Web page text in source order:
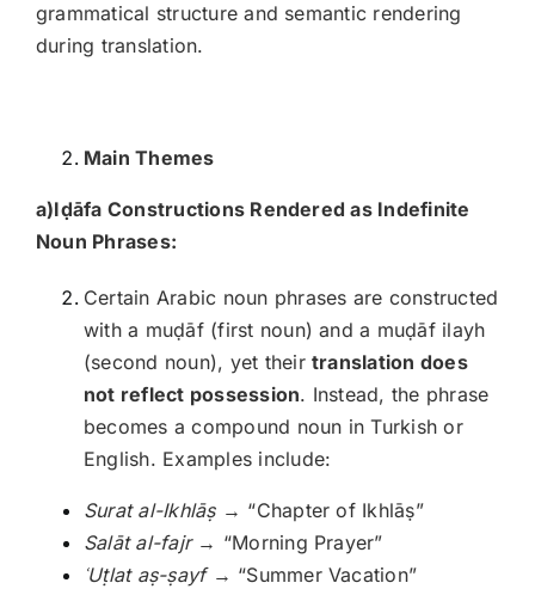
grammatical structure and semantic rendering
during translation.
Main Themes
a)Iḍāfa Constructions Rendered as Indefinite
Noun Phrases:
Certain Arabic noun phrases are constructed
with a muḍāf (first noun) and a muḍāf ilayh
(second noun), yet theirtranslation does
not reflect possession. Instead, the phrase
becomes a compound noun in Turkish or
English. Examples include:
Surat al-Ikhlāṣ→ “Chapter of Ikhlāṣ”
Salāt al-fajr→ “Morning Prayer”
ʿUṭlat aṣ-ṣayf→ “Summer Vacation”